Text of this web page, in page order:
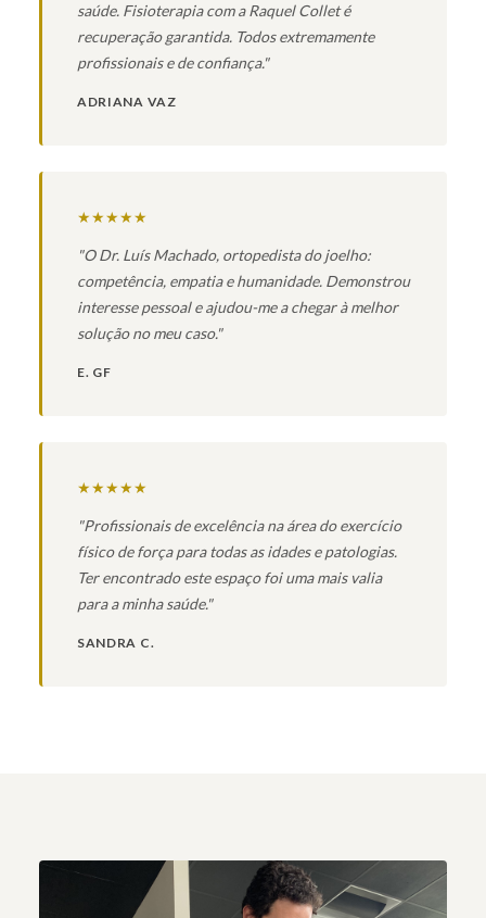
saúde. Fisioterapia com a Raquel Collet é
recuperação garantida. Todos extremamente
profissionais e de confiança."
ADRIANA VAZ
★★★★★
"O Dr. Luís Machado, ortopedista do joelho:
competência, empatia e humanidade. Demonstrou
interesse pessoal e ajudou-me a chegar à melhor
solução no meu caso."
E. GF
★★★★★
"Profissionais de excelência na área do exercício
físico de força para todas as idades e patologias.
Ter encontrado este espaço foi uma mais valia
para a minha saúde."
SANDRA C.